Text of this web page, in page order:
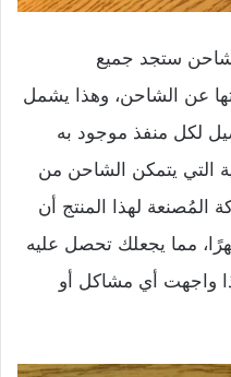
ستجد جميع
عن الشاحن، وهذا يشمل
لكل منفذ موجود به
التي يتمكن الشاحن من
المُصنعة لهذا المنتج أن
يأتي بضمان مدته 18 شهرًا، مما يجعلك تحصل عليه
واجهت أي مشاكل أو